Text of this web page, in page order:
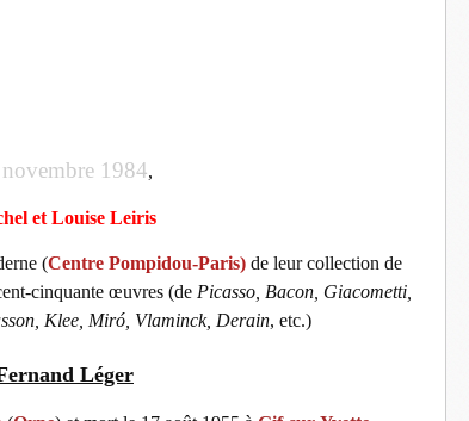
novembre 1984,
et Louise Leiris
(Centre Pompidou-Paris) de leur collection de
cinquante œuvres (de Picasso, Bacon, Giacometti,
Klee, Miró, Vlaminck, Derain, etc.)
Léger